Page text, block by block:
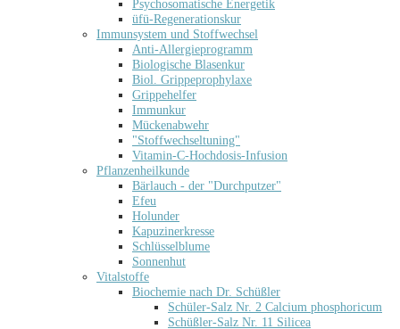
Psychosomatische Energetik
üfü-Regenerationskur
Immunsystem und Stoffwechsel
Anti-Allergieprogramm
Biologische Blasenkur
Biol. Grippeprophylaxe
Grippehelfer
Immunkur
Mückenabwehr
"Stoffwechseltuning"
Vitamin-C-Hochdosis-Infusion
Pflanzenheilkunde
Bärlauch - der "Durchputzer"
Efeu
Holunder
Kapuzinerkresse
Schlüsselblume
Sonnenhut
Vitalstoffe
Biochemie nach Dr. Schüßler
Schüler-Salz Nr. 2 Calcium phosphoricum
Schüßler-Salz Nr. 11 Silicea